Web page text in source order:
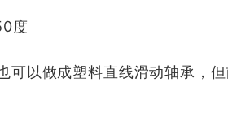
度
可以做成塑料直线滑动轴承，